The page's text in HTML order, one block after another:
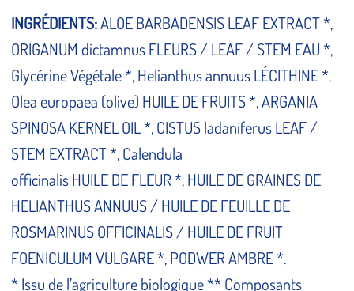
INGRÉDIENTS:ALOE BARBADENSIS LEAF EXTRACT *,
ORIGANUM dictamnus FLEURS / LEAF / STEM EAU *,
Glycérine Végétale *, Helianthus annuus LÉCITHINE *,
Olea europaea (olive) HUILE DE FRUITS *, ARGANIA
SPINOSA KERNEL OIL *, CISTUS ladaniferus LEAF /
STEM EXTRACT *, Calendula
officinalis HUILE DE FLEUR *, HUILE DE GRAINES DE
HELIANTHUS ANNUUS / HUILE DE FEUILLE DE
ROSMARINUS OFFICINALIS / HUILE DE FRUIT
FOENICULUM VULGARE *, PODWER AMBRE *.
* Issu de l’agriculture biologique ** Composants